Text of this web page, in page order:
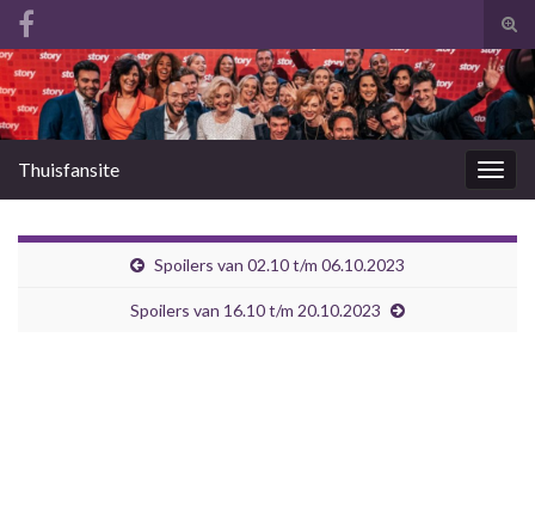
Search for:
Thuisfansite
Spoilers van 02.10 t/m 06.10.2023
Spoilers van 16.10 t/m 20.10.2023